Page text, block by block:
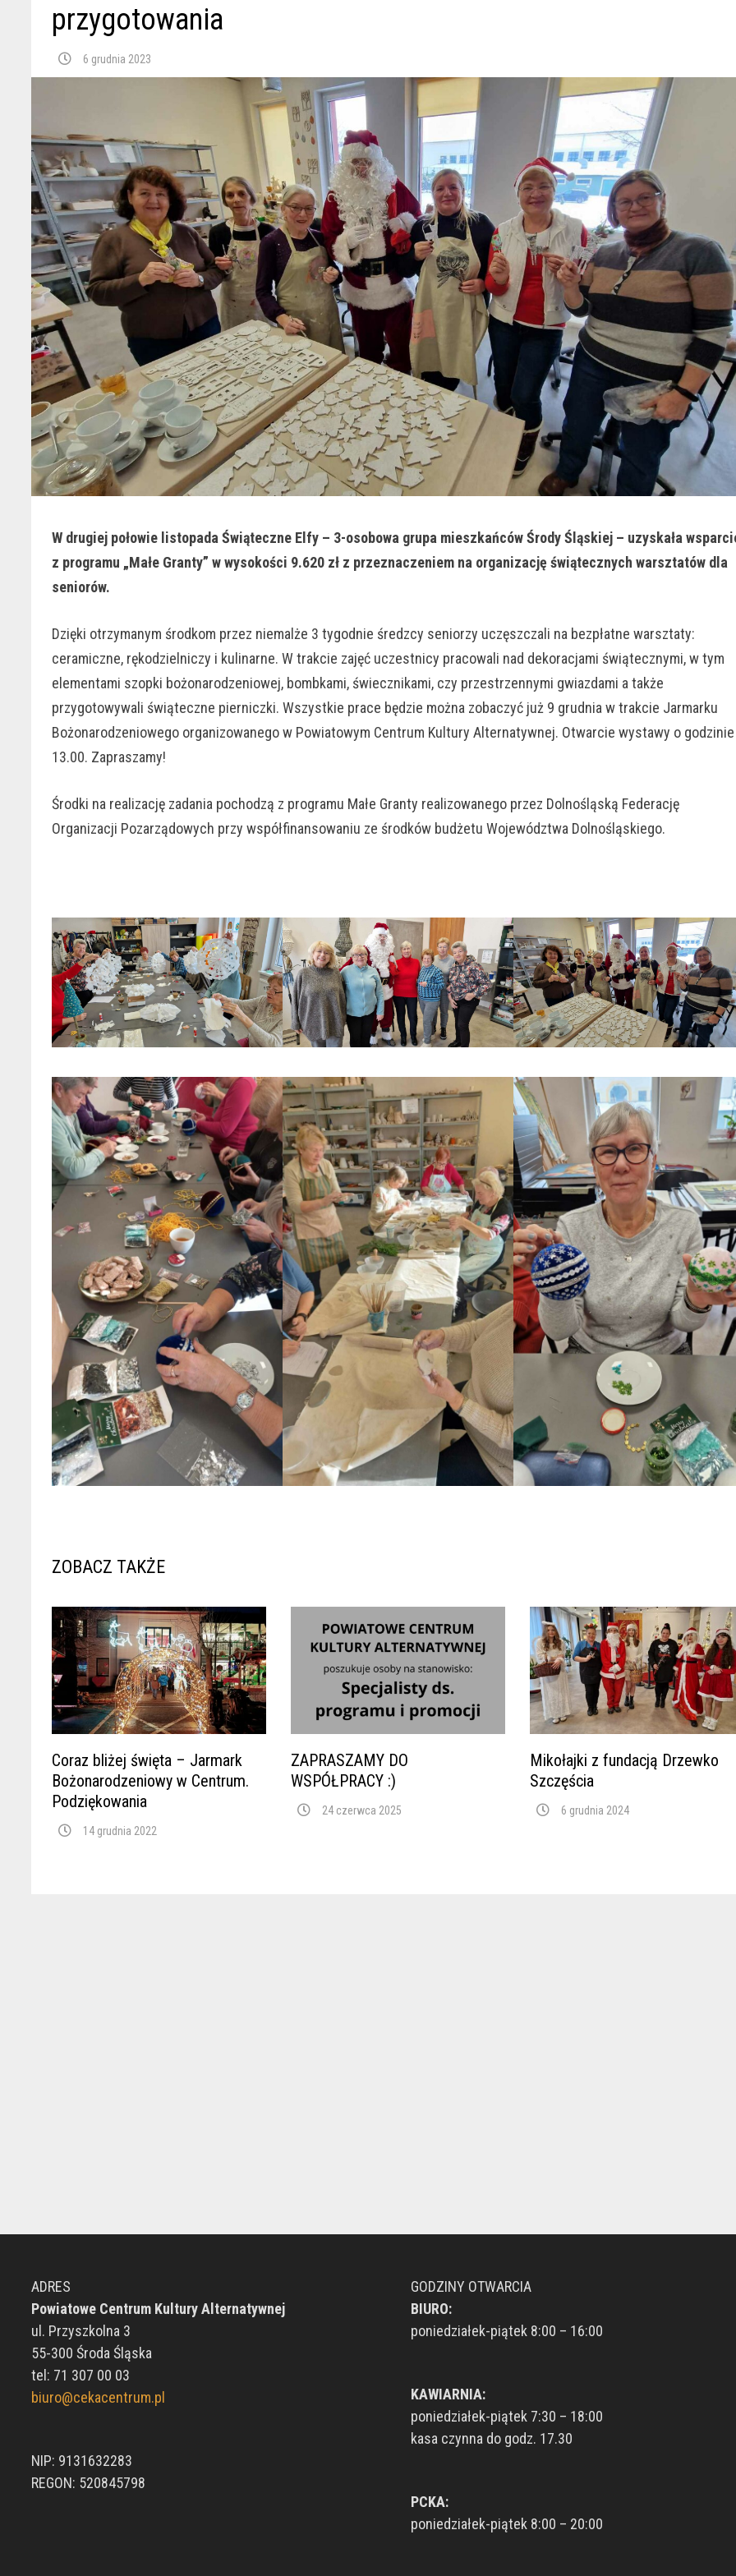
przygotowania
6 grudnia 2023
W drugiej połowie listopada Świąteczne Elfy – 3-osobowa grupa mieszkańców Środy Śląskiej – uzyskała
z programu „Małe Granty” w wysokości 9.620 zł z przeznaczeniem na organizację świątecznych warsztatów dla
seniorów.
Dzięki otrzymanym środkom przez niemalże 3 tygodnie średzcy seniorzy uczęszczali na bezpłatne warsztaty:
ceramiczne, rękodzielniczy i kulinarne. W trakcie zajęć uczestnicy pracowali nad dekoracjami świątecznymi, w tym
elementami szopki bożonarodzeniowej, bombkami, świecznikami, czy przestrzennymi gwiazdami a także
przygotowywali świąteczne pierniczki. Wszystkie prace będzie można zobaczyć już 9 grudnia w trakcie Jarmarku
Bożonarodzeniowego organizowanego w Powiatowym Centrum Kultury Alternatywnej. Otwarcie wystawy o godzinie
13.00. Zapraszamy!
Środki na realizację zadania pochodzą z programu Małe Granty realizowanego przez Dolnośląską Federację
Organizacji Pozarządowych przy współfinansowaniu ze środków budżetu Województwa Dolnośląskiego.
ZOBACZ TAKŻE
Coraz bliżej święta – Jarmark
Bożonarodzeniowy w Centrum.
Podziękowania
14 grudnia 2022
ZAPRASZAMY DO
WSPÓŁPRACY :)
24 czerwca 2025
Mikołajki z fundacją Drzewko
Szczęścia
6 grudnia 2024
ADRES
Powiatowe Centrum Kultury Alternatywnej
ul. Przyszkolna 3
55-300 Środa Śląska
tel: 71 307 00 03
biuro@cekacentrum.pl
NIP: 9131632283
REGON: 520845798
GODZINY OTWARCIA
BIURO:
poniedziałek-piątek 8:00 – 16:00
KAWIARNIA:
poniedziałek-piątek 7:30 – 18:00
kasa czynna do godz. 17.30
PCKA:
poniedziałek-piątek 8:00 – 20:00